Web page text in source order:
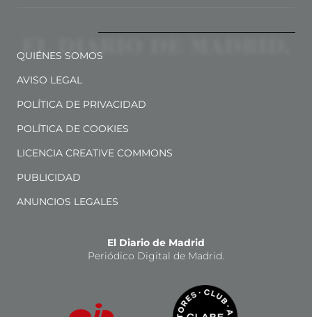
QUIÉNES SOMOS
AVISO LEGAL
POLÍTICA DE PRIVACIDAD
POLÍTICA DE COOKIES
LICENCIA CREATIVE COMMONS
PUBLICIDAD
ANUNCIOS LEGALES
El Diario de Madrid
Periódico Digital de Madrid.